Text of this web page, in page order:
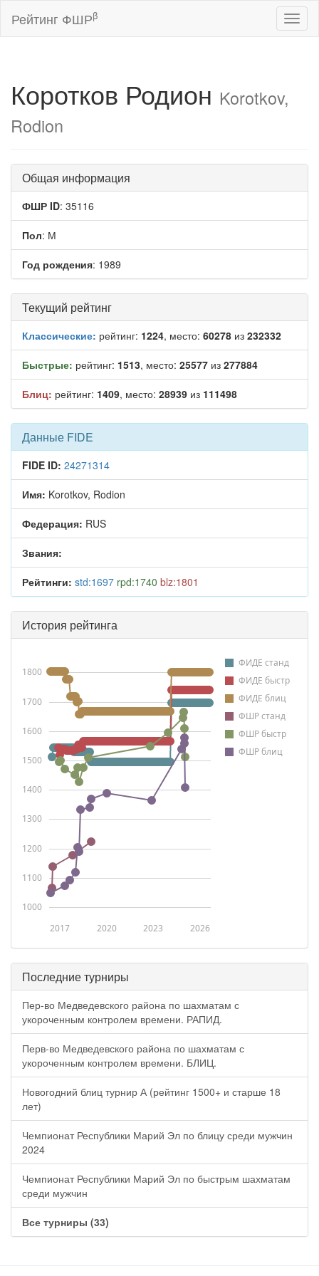
Рейтинг ФШРβ
Коротков Родион Korotkov,
Rodion
Общая информация
ФШР ID: 35116
Пол: М
Год рождения: 1989
Текущий рейтинг
Классические: рейтинг: 1224, место: 60278 из 232332
Быстрые: рейтинг: 1513, место: 25577 из 277884
Блиц: рейтинг: 1409, место: 28939 из 111498
Данные FIDE
FIDE ID: 24271314
Имя: Korotkov, Rodion
Федерация: RUS
Звания:
Рейтинги: std:1697 rpd:1740 blz:1801
История рейтинга
ФИДЕ станд
ФИДЕ быстр
ФИДЕ блиц
ФШР станд
ФШР быстр
ФШР блиц
2017 2020 2023 2026
1000
1100
1200
1300
1400
1500
1600
1700
1800
Последние турниры
Пер-во Медведевского района по шахматам с
укороченным контролем времени. РАПИД.
Перв-во Медведевского района по шахматам с
укороченным контролем времени. БЛИЦ.
Новогодний блиц турнир А (рейтинг 1500+ и старше 18
лет)
Чемпионат Республики Марий Эл по блицу среди мужчин
2024
Чемпионат Республики Марий Эл по быстрым шахматам
среди мужчин
Все турниры (33)